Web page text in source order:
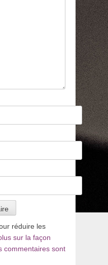
réduire les
sur la façon
commentaires sont